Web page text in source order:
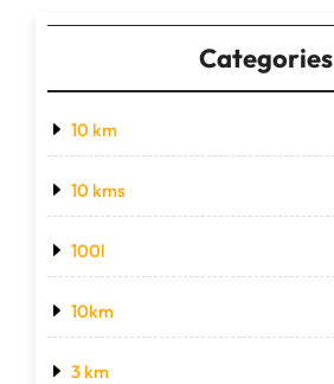
Categories
10 km
10 kms
100l
10km
3 km